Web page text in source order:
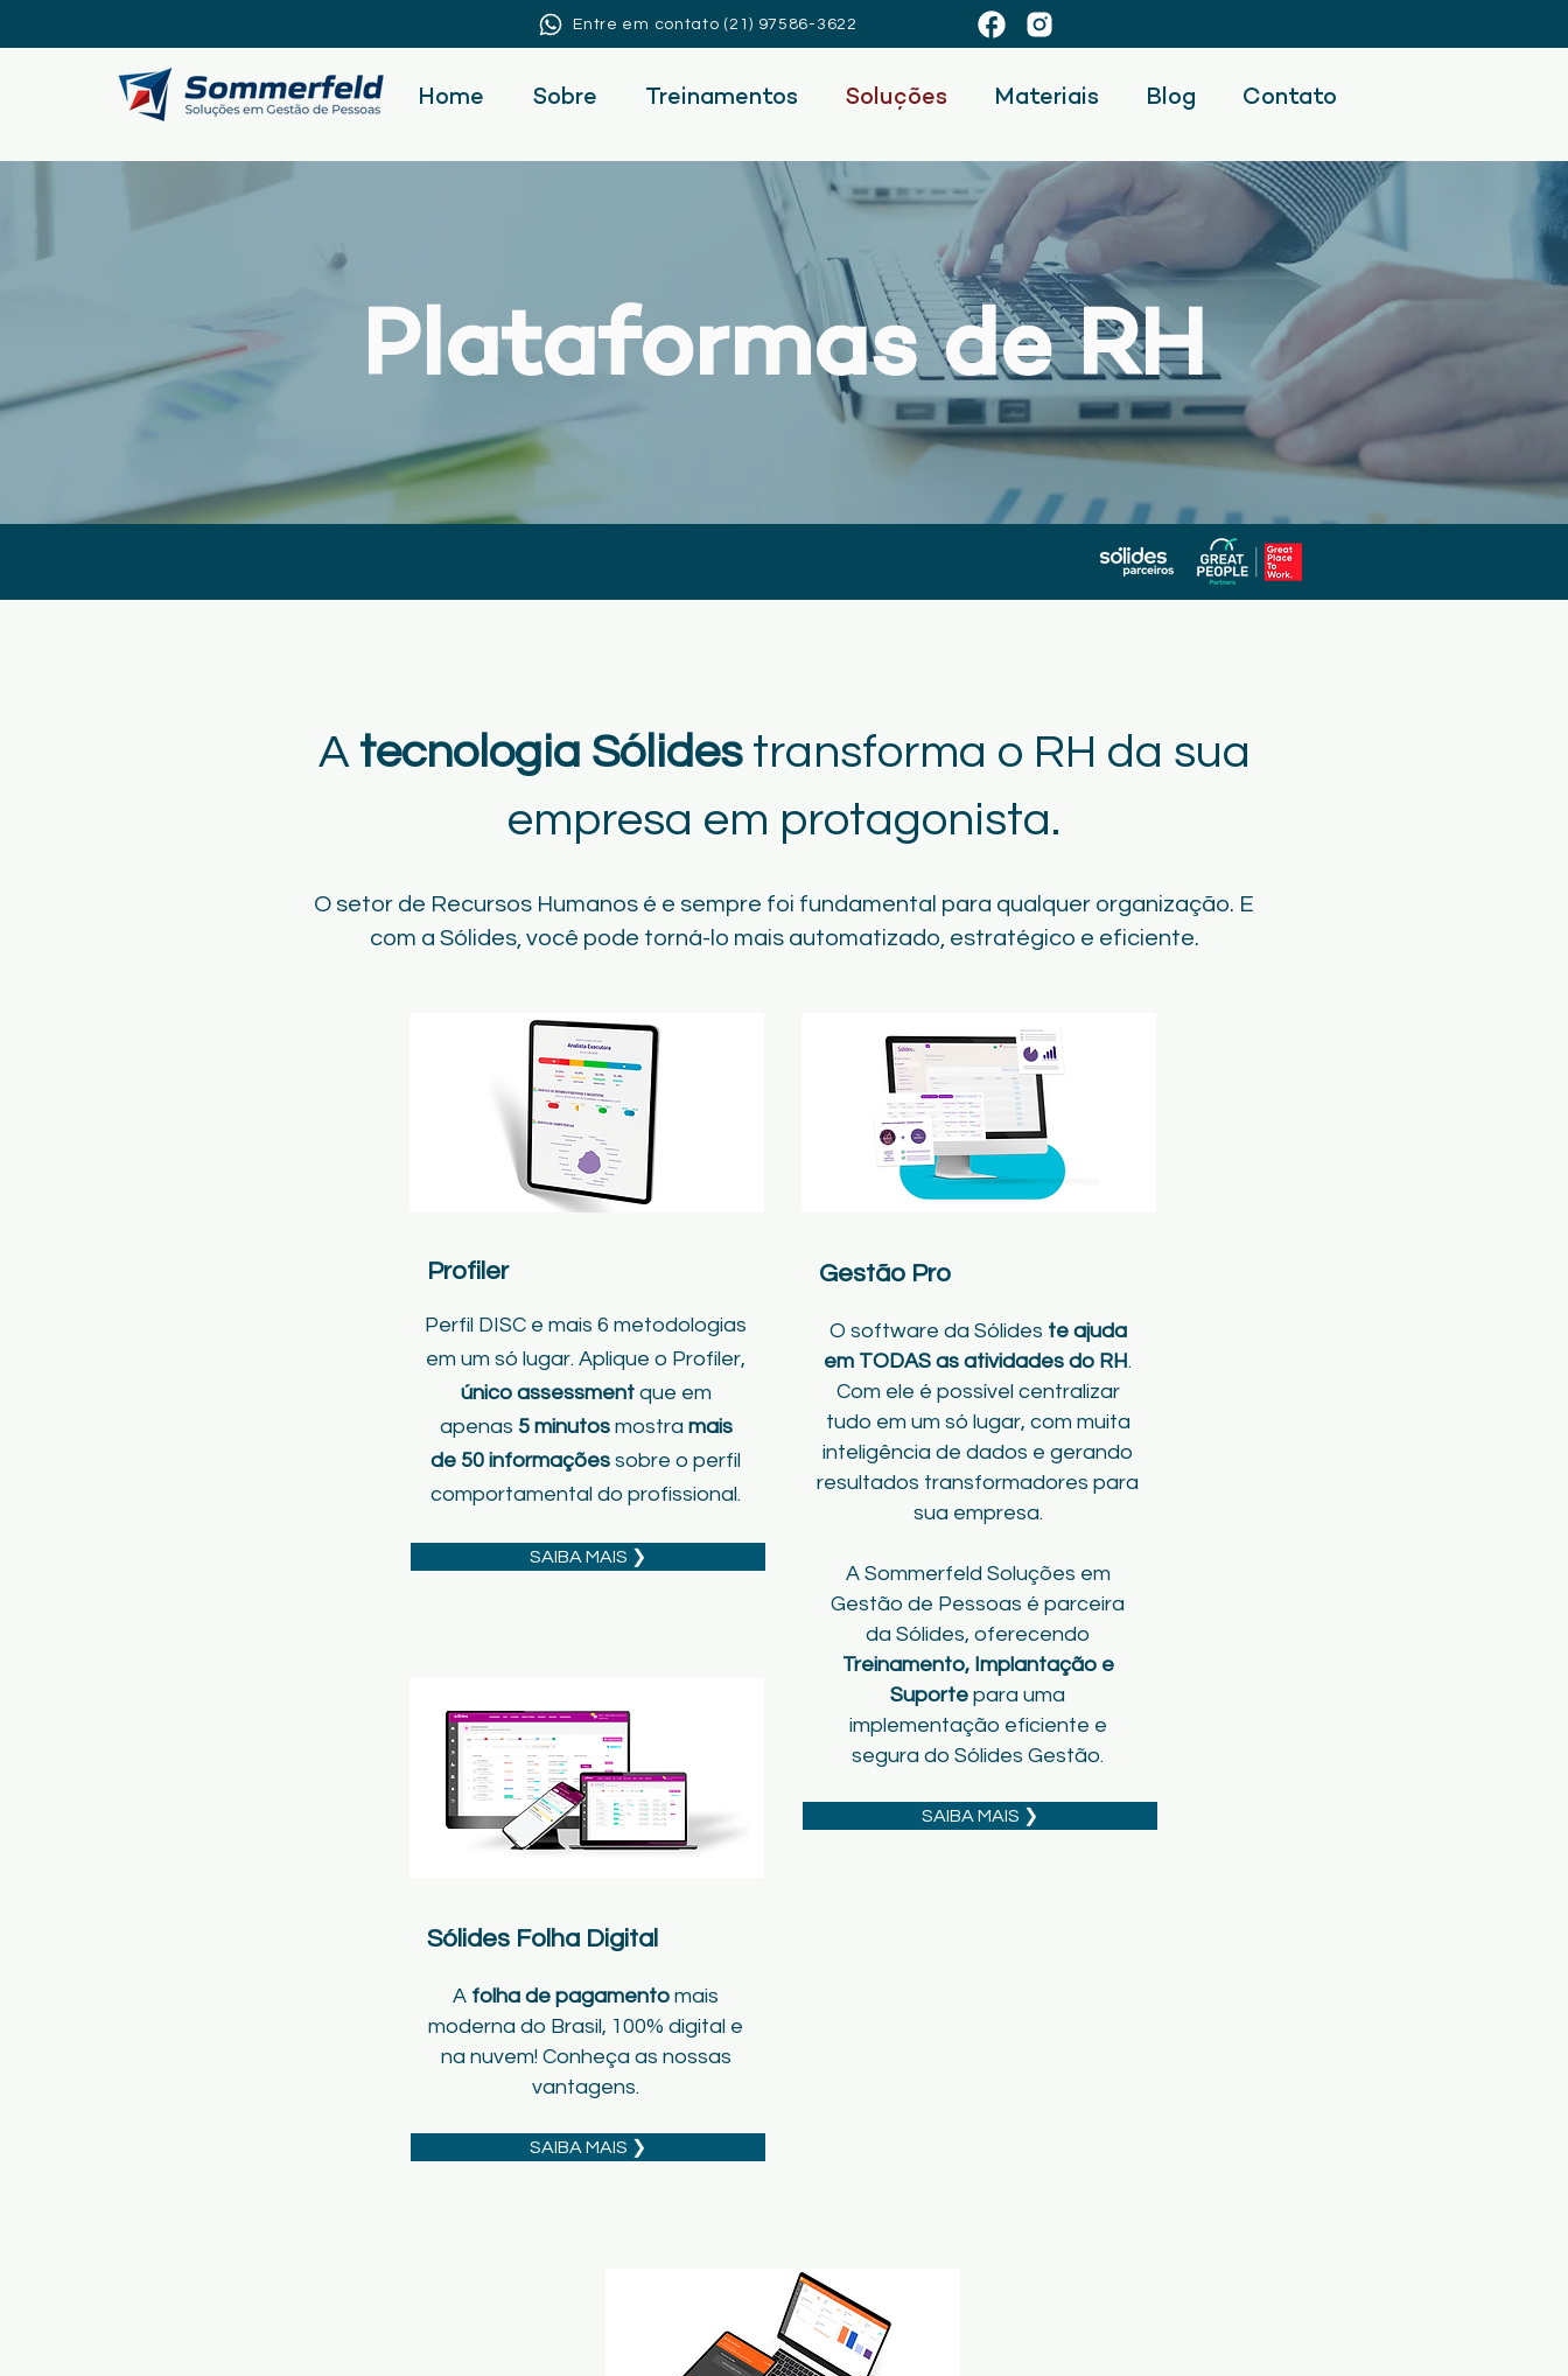
Entre em contato (21) 97586-3622
Home Sobre Treinamentos Soluções Materiais Blog Contato
Plataformas de RH
A tecnologia Sólidestransforma o RH da sua
empresa em protagonista.
O setor de Recursos Humanos é e sempre foi fundamental para qualquer organização. E
com a Sólides, você pode torná-lo mais automatizado, estratégico e eficiente.
Profiler
Perfil DISC e mais 6 metodologias
em um só lugar. Aplique o Profiler,
único assessment que em
apenas 5 minutosmostra mais
de 50 informações sobre o perfil
comportamental do profissional.
SAIBA MAIS ❯
Sólides Folha Digital
A folha de pagamento mais
moderna do Brasil, 100% digital e
na nuvem! Conheça as nossas
vantagens.
SAIBA MAIS ❯
Gestão Pro
O software da Sólides te ajuda
em TODAS as atividades do RH.
Com ele é possível centralizar
tudo em um só lugar, com muita
inteligência de dados e gerando
resultados transformadores para
sua empresa.
A Sommerfeld Soluções em
Gestão de Pessoas é parceira
da Sólides, oferecendo
Treinamento, Implantação e
Suporte para uma
implementação eficiente e
segura do Sólides Gestão.
SAIBA MAIS ❯